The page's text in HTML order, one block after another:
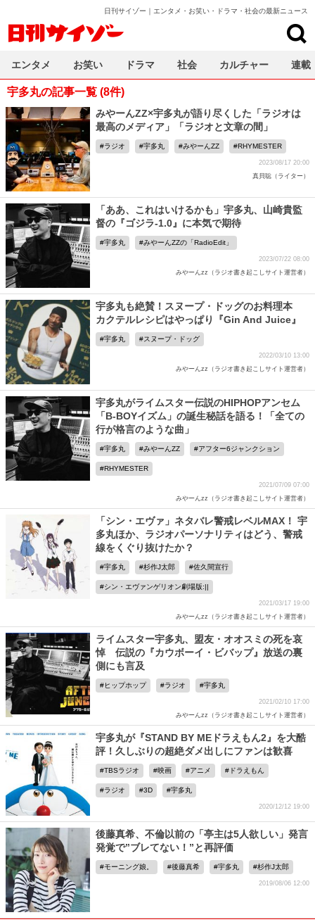
日刊サイゾー｜エンタメ・お笑い・ドラマ・社会の最新ニュース
宇多丸の記事一覧 (8件)
みやーんZZ×宇多丸が語り尽くした「ラジオは
最高のメディア」「ラジオと文章の間」
ラジオ 宇多丸 みやーんZZ RHYMESTER
2023/08/17 20:00
真貝聡（ライター）
「ああ、これはいけるかも」宇多丸、山崎貴監
督の『ゴジラ-1.0』に本気で期待
宇多丸 みやーんZZの「RadioEdit」
2023/07/22 08:00
みやーんzz（ラジオ書き起こしサイト運営者）
宇多丸も絶賛！スヌープ・ドッグのお料理本
カクテルレシピはやっぱり『Gin And Juice』
宇多丸 スヌープ・ドッグ
2022/03/10 13:00
みやーんzz（ラジオ書き起こしサイト運営者）
宇多丸がライムスター伝説のHIPHOPアンセム
「B-BOYイズム」の誕生秘話を語る！「全ての
行が格言のような曲」
宇多丸 みやーんZZ アフター6ジャンクション
RHYMESTER
2021/07/09 07:00
みやーんzz（ラジオ書き起こしサイト運営者）
「シン・エヴァ」ネタバレ警戒レベルMAX！ 宇
多丸ほか、ラジオパーソナリティはどう、警戒
線をくぐり抜けたか？
宇多丸 杉作J太郎 佐久間宣行
シン・エヴァンゲリオン劇場版:||
2021/03/17 19:00
みやーんzz（ラジオ書き起こしサイト運営者）
ライムスター宇多丸、盟友・オオスミの死を哀
悼 伝説の『カウボーイ・ビバップ』放送の裏
側にも言及
ヒップホップ ラジオ 宇多丸
2021/02/10 17:00
みやーんzz（ラジオ書き起こしサイト運営者）
宇多丸が『STAND BY MEドラえもん2』を大酷
評！久しぶりの超絶ダメ出しにファンは歓喜
TBSラジオ 映画 アニメ ドラえもん
ラジオ 3D 宇多丸
2020/12/12 19:00
後藤真希、不倫以前の「亭主は5人欲しい」発言
発覚で”ブレてない！”と再評価
モーニング娘。 後藤真希 宇多丸 杉作J太郎
2019/08/06 12:00
エンタメ お笑い ドラマ 社会 カルチャー 連載